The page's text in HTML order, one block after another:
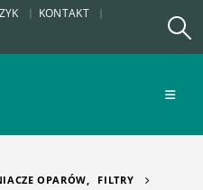
KONTAKT
OPARÓW,
FILTRY